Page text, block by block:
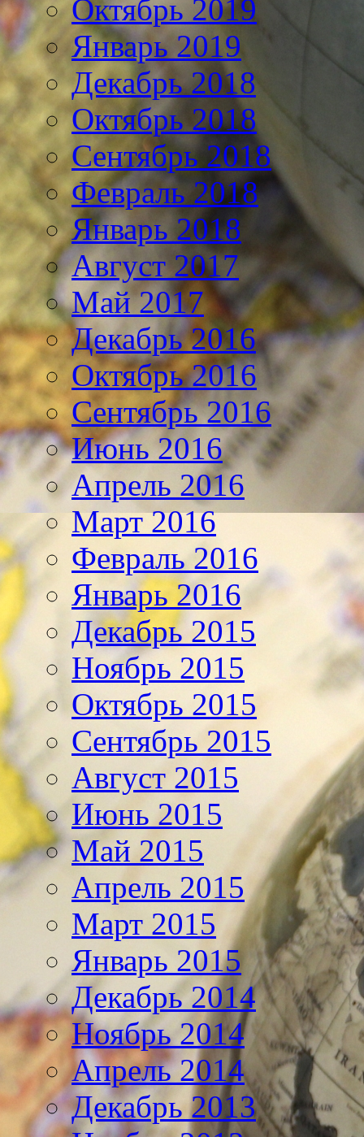
Октябрь 2019
Январь 2019
Декабрь 2018
Октябрь 2018
Сентябрь 2018
Февраль 2018
Январь 2018
Август 2017
Май 2017
Декабрь 2016
Октябрь 2016
Сентябрь 2016
Июнь 2016
Апрель 2016
Март 2016
Февраль 2016
Январь 2016
Декабрь 2015
Ноябрь 2015
Октябрь 2015
Сентябрь 2015
Август 2015
Июнь 2015
Май 2015
Апрель 2015
Март 2015
Январь 2015
Декабрь 2014
Ноябрь 2014
Апрель 2014
Декабрь 2013